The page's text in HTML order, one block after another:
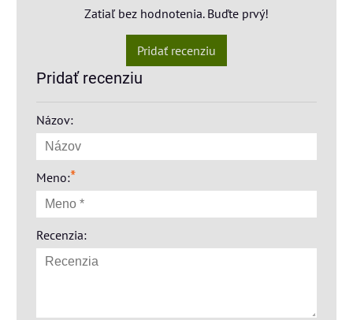
Zatiaľ bez hodnotenia. Buďte prvý!
Pridať recenziu
Pridať recenziu
Názov:
Meno:*
Recenzia: